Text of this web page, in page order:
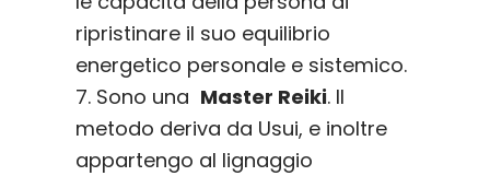
ripristinare il suo equilibrio
energetico personale e sistemico.
7. Sono una Master Reiki. Il
metodo deriva da Usui, e inoltre
appartengo al lignaggio